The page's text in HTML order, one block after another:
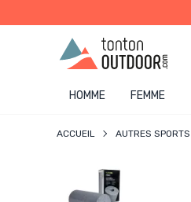
content
HOMME FEMME
ACCUEIL AUTRES SPORTS